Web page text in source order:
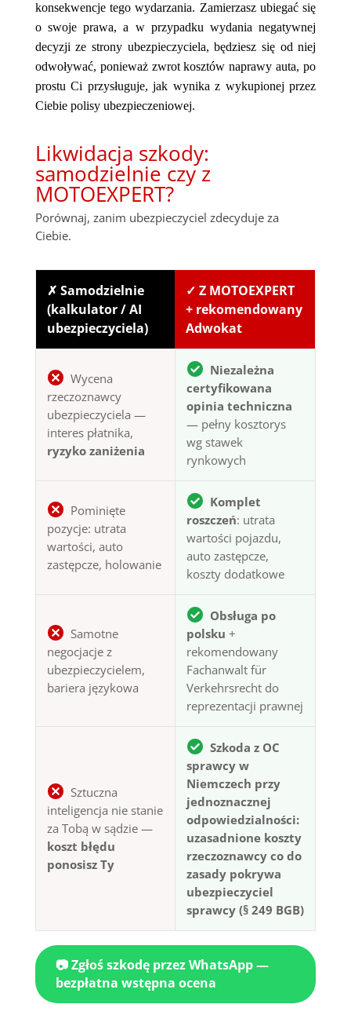
konsekwencje tego wydarzania. Zamierzasz ubiegać się
o swoje prawa, a w przypadku wydania negatywnej
decyzji ze strony ubezpieczyciela, będziesz się od niej
odwoływać, ponieważ zwrot kosztów naprawy auta, po
prostu Ci przysługuje, jak wynika z wykupionej przez
Ciebie polisy ubezpieczeniowej.
Likwidacja szkody:
samodzielnie czy z
MOTOEXPERT?
Porównaj, zanim ubezpieczyciel zdecyduje za
Ciebie.
✗ Samodzielnie
(kalkulator / AI
ubezpieczyciela)
✓ Z MOTOEXPERT
+ rekomendowany
Adwokat
Wycena
rzeczoznawcy
ubezpieczyciela —
interes płatnika,
ryzyko zaniżenia
Niezależna
certyfikowana
opinia techniczna
— pełny kosztorys
wg stawek
rynkowych
Pominięte
pozycje: utrata
wartości, auto
zastępcze, holowanie
Komplet
roszczeń: utrata
wartości pojazdu,
auto zastępcze,
koszty dodatkowe
Samotne
negocjacje z
ubezpieczycielem,
bariera językowa
Obsługa po
polsku +
rekomendowany
Fachanwalt für
Verkehrsrecht do
reprezentacji prawnej
Sztuczna
inteligencja nie stanie
za Tobą w sądzie —
koszt błędu
ponosisz Ty
Szkoda z OC
sprawcy w
Niemczech przy
jednoznacznej
odpowiedzialności:
uzasadnione koszty
rzeczoznawcy co do
zasady pokrywa
ubezpieczyciel
sprawcy (§ 249 BGB)
📷 Zgłoś szkodę przez WhatsApp —
bezpłatna wstępna ocena